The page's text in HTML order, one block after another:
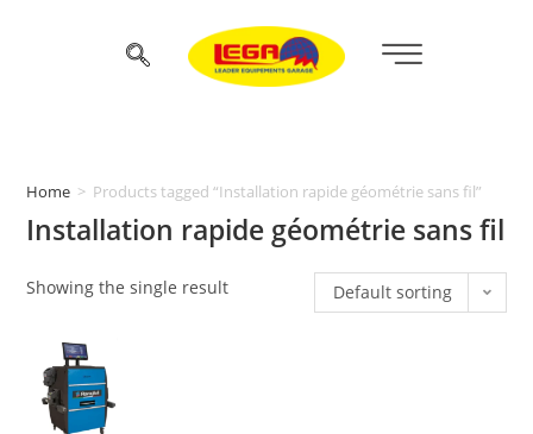
Home > Products tagged “Installation rapide géométrie sans fil”
Installation rapide géométrie sans fil
Showing the single result Default sorting